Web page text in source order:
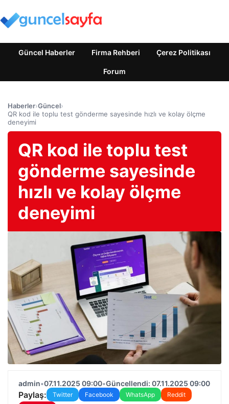
Güncel Haberler Firma Rehberi Çerez Politikası
Forum
Haberler›Güncel›
QR kod ile toplu test gönderme sayesinde hızlı ve kolay ölçme
deneyimi
QR kod ile toplu test
gönderme sayesinde
hızlı ve kolay ölçme
deneyimi
admin•07.11.2025 09:00•Güncellendi: 07.11.2025 09:00
Paylaş: Twitter Facebook WhatsApp
Reddit